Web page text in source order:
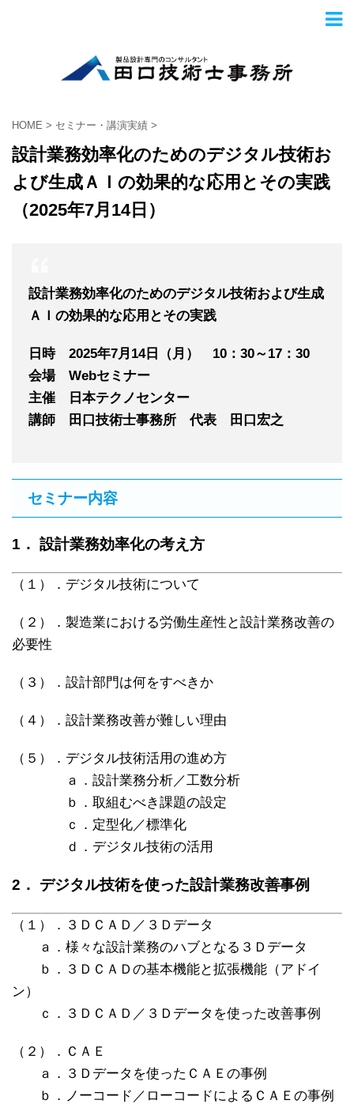
HOME > セミナー・講演実績 >
設計業務効率化のためのデジタル技術お
よび生成ＡＩの効果的な応用とその実践
（2025年7月14日）
設計業務効率化のためのデジタル技術および生成
ＡＩの効果的な応用とその実践
日時 2025年7月14日（月） 10：30～17：30
会場 Webセミナー
主催 日本テクノセンター
講師 田口技術士事務所 代表 田口宏之
セミナー内容
1． 設計業務効率化の考え方
（１）．デジタル技術について
（２）．製造業における労働生産性と設計業務改善の
必要性
（３）．設計部門は何をすべきか
（４）．設計業務改善が難しい理由
（５）．デジタル技術活用の進め方
ａ．設計業務分析／工数分析
ｂ．取組むべき課題の設定
ｃ．定型化／標準化
ｄ．デジタル技術の活用
2． デジタル技術を使った設計業務改善事例
（１）．３ＤＣＡＤ／３Ｄデータ
ａ．様々な設計業務のハブとなる３Ｄデータ
ｂ．３ＤＣＡＤの基本機能と拡張機能（アドイ
ン）
ｃ．３ＤＣＡＤ／３Ｄデータを使った改善事例
（２）．ＣＡＥ
ａ．３Ｄデータを使ったＣＡＥの事例
ｂ．ノーコード／ローコードによるＣＡＥの事例